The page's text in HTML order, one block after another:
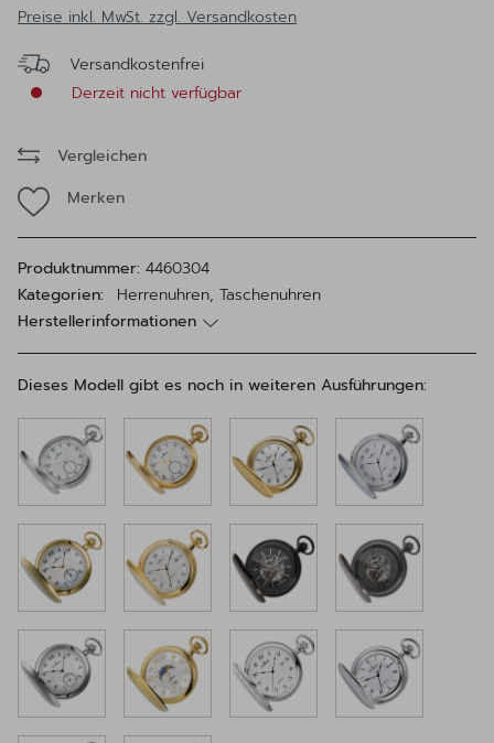
Preise inkl. MwSt. zzgl. Versandkosten
Versandkostenfrei
Derzeit nicht verfügbar
Vergleichen
Merken
Produktnummer: 4460304
Kategorien:
Herrenuhren, Taschenuhren
Herstellerinformationen
Dieses Modell gibt es noch in weiteren Ausführungen: